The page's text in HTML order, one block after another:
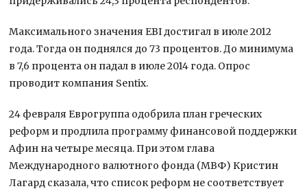
Максимального значения EBI достигал в июле 2012
года. Тогда он поднялся до 73 процентов. До минимума
в 7,6 процента он падал в июле 2014 года. Опрос
проводит компания Sentix.
24 февраля Еврогруппа одобрила план греческих
реформ и продлила программу финансовой поддержки
Афин на четыре месяца. При этом глава
Международного валютного фонда (МВФ) Кристин
Лагард сказала, что список реформ не соответствует